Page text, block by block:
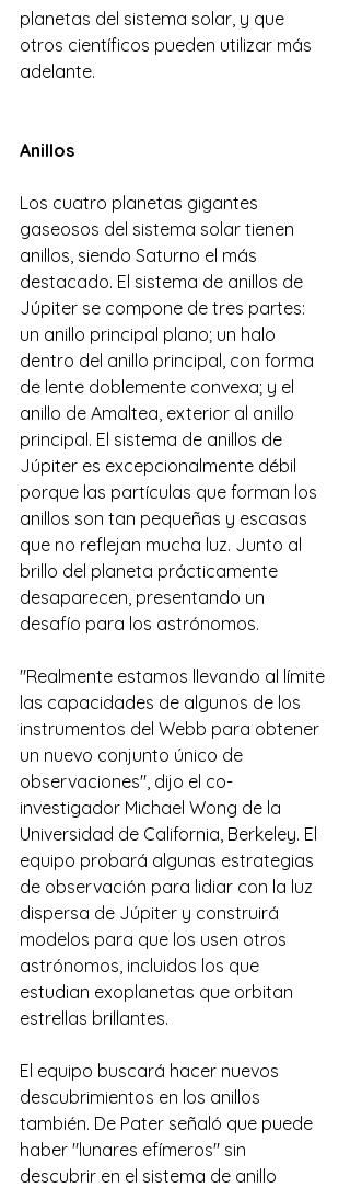
planetas del sistema solar, y que
otros científicos pueden utilizar más
adelante.
Anillos
Los cuatro planetas gigantes
gaseosos del sistema solar tienen
anillos, siendo Saturno el más
destacado. El sistema de anillos de
Júpiter se compone de tres partes:
un anillo principal plano; un halo
dentro del anillo principal, con forma
de lente doblemente convexa; y el
anillo de Amaltea, exterior al anillo
principal. El sistema de anillos de
Júpiter es excepcionalmente débil
porque las partículas que forman los
anillos son tan pequeñas y escasas
que no reflejan mucha luz. Junto al
brillo del planeta prácticamente
desaparecen, presentando un
desafío para los astrónomos.
"Realmente estamos llevando al límite
las capacidades de algunos de los
instrumentos del Webb para obtener
un nuevo conjunto único de
observaciones", dijo el co-
investigador Michael Wong de la
Universidad de California, Berkeley. El
equipo probará algunas estrategias
de observación para lidiar con la luz
dispersa de Júpiter y construirá
modelos para que los usen otros
astrónomos, incluidos los que
estudian exoplanetas que orbitan
estrellas brillantes.
El equipo buscará hacer nuevos
descubrimientos en los anillos
también. De Pater señaló que puede
haber "lunares efímeros" sin
descubrir en el sistema de anillo